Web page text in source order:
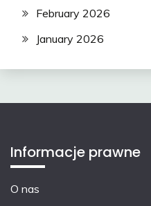
February 2026
January 2026
Informacje prawne
O nas